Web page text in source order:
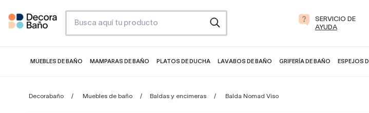
SERVICIO DE
AYUDA
MUEBLES DE BAÑO MAMPARAS DE BAÑO PLATOS DE DUCHA LAVABOS DE BAÑO GRIFERÍA DE BAÑO ESPEJOS
Decorabaño Muebles de baño Baldas y encimeras Balda Nomad Viso